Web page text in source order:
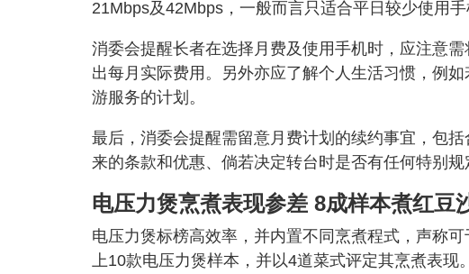
21Mbps及42Mbps，一般而言只适合平日较少使用手
消委会提醒长者在选择月费及使用手机时，应注意
出每月实际费用。另外亦应了解个人生活习惯，例
游服务的计划。
最后，消委会提醒需留意月费计划的续约事宜，包
来的条款和优惠、倘若决定转台时是否有任何特别规
电压力煲烹煮表现参差 8成样本煮红豆
电压力煲标榜高效率，并内置不同烹煮程式，声称
上10款电压力煲样本，并以4道菜式评定其烹煮表